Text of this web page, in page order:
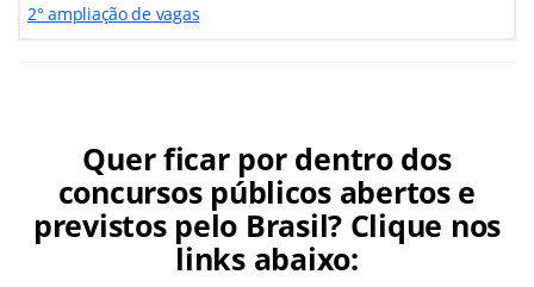
2° ampliação de vagas
Quer ficar por dentro dos
concursos públicos abertos e
previstos pelo Brasil? Clique nos
links abaixo: